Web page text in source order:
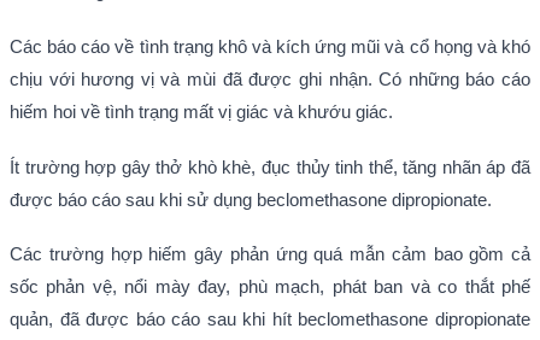
Các báo cáo về tình trạng khô và kích ứng mũi và cổ họng và khó
chịu với hương vị và mùi đã được ghi nhận. Có những báo cáo
hiếm hoi về tình trạng mất vị giác và khướu giác.
Ít trường hợp gây thở khò khè, đục thủy tinh thể, tăng nhãn áp đã
được báo cáo sau khi sử dụng beclomethasone dipropionate.
Các trường hợp hiếm gây phản ứng quá mẫn cảm bao gồm cả
sốc phản vệ, nổi mày đay, phù mạch, phát ban và co thắt phế
quản, đã được báo cáo sau khi hít beclomethasone dipropionate